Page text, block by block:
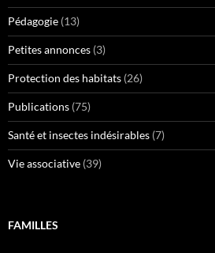
Pédagogie (13)
Petites annonces (3)
Protection des habitats (26)
Publications (75)
Santé et insectes indésirables (7)
Vie associative (39)
FAMILLES